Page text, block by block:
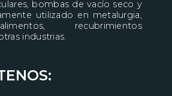
bombas de vacío seco y
utilizado en metalurgia,
recubrimientos
industrias.